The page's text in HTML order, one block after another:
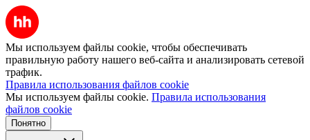
Мы используем файлы cookie, чтобы обеспечивать
правильную работу нашего веб-сайта и анализировать сетевой
трафик.
Правила использования файлов cookie
Мы используем файлы cookie. Правила использования
файлов cookie
Понятно